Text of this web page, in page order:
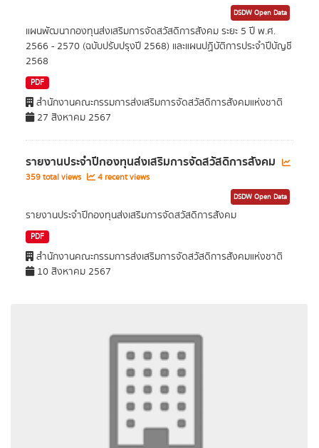
DSDW Open Data
แผนพัฒนากองทุนส่งเสริมการจัดสวัสดิการสังคม ระยะ 5 ปี พ.ศ.
2566 - 2570 (ฉบับปรับปรุงปี 2568) และแผนปฏิบัติการประจำปีบัญชี
2568
PDF
สำนักงานคณะกรรมการส่งเสริมการจัดสวัสดิการสังคมแห่งชาติ
27 สิงหาคม 2567
รายงานประจำปีกองทุนส่งเสริมการจัดสวัสดิการสังคม
359 total views 4 recent views
DSDW Open Data
รายงานประจำปีกองทุนส่งเสริมการจัดสวัสดิการสังคม
PDF
สำนักงานคณะกรรมการส่งเสริมการจัดสวัสดิการสังคมแห่งชาติ
10 สิงหาคม 2567